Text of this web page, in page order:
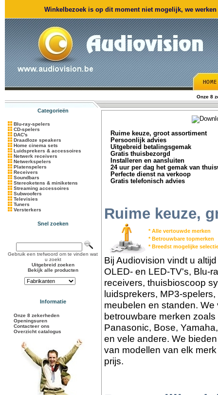
Winkelbezoek is op dit moment niet mogelijk, we
Onze 8
Categorieën
Blu-ray-spelers
CD-spelers
DAC's
Draadloze speakers
Home cinema sets
Luidsprekers & accessoires
Netwerk receivers
Netwerkspelers
Platenspelers
Receivers
Soundbars
Stereoketens & miniketens
Streaming accessoires
Subwoofers
Televisies
Tuners
Versterkers
Snel zoeken
Gebruik een trefwoord om te vinden wat
u zoekt
Uitgebreid zoeken
Bekijk alle producten
Informatie
Onze 8 zekerheden
Openingsuren
Contacteer ons
Overzicht catalogus
Ruime keuze, groot assortiment
Persoonlijk advies
Uitgebreid betalingsgemak
Gratis thuisbezorgd
Installeren en aansluiten
24 uur per dag het gemak van
Perfecte dienst na verkoop
Gratis telefonisch advies
Ruime keuze,
* Alle vertouwde merken
* Betrouwbare topmerken
* Breedst mogelijke
Bij Audiovision vindt u
OLED- en LED-TV's, Blu-
receivers, thuisbioscoop
luidsprekers, MP3-
meubelen en standen.
betrouwbare merken
Panasonic, Bose,
en vele andere. We
van modellen van elk
prijs.